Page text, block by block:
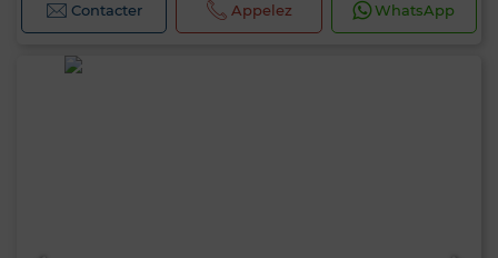
Contacter Appelez WhatsApp